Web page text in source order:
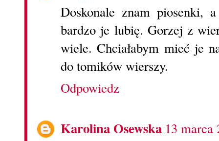
Doskonale znam piosenki,
bardzo je lubię. Gorzej z
wiele. Chciałabym mieć je
do tomików wierszy.
Odpowiedz
Karolina Osewska 13 marca